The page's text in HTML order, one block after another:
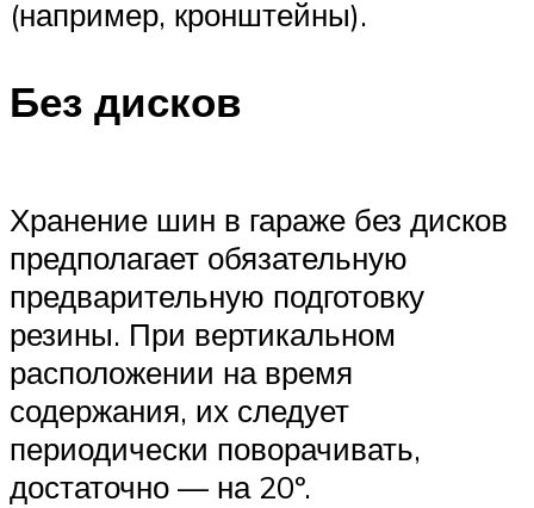
(например, кронштейны).
Без дисков
Хранение шин в гараже без дисков
предполагает обязательную
предварительную подготовку
резины. При вертикальном
расположении на время
содержания, их следует
периодически поворачивать,
достаточно — на 20º.